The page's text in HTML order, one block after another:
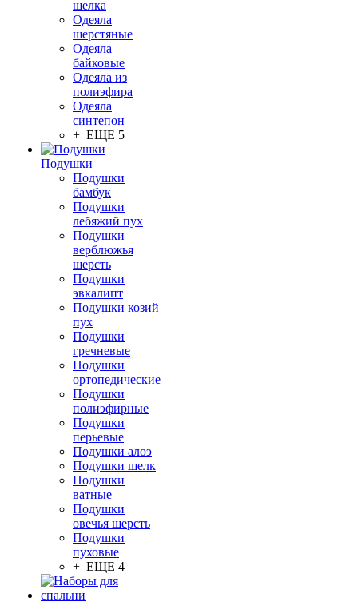
шелка
Одеяла
шерстяные
Одеяла
байковые
Одеяла из
полиэфира
Одеяла
синтепон
+ ЕЩЕ 5
Подушки
Подушки
бамбук
Подушки
лебяжий пух
Подушки
верблюжья
шерсть
Подушки
эвкалипт
Подушки козий
пух
Подушки
гречневые
Подушки
ортопедические
Подушки
полиэфирные
Подушки
перьевые
Подушки алоэ
Подушки шелк
Подушки
ватные
Подушки
овечья шерсть
Подушки
пуховые
+ ЕЩЕ 4